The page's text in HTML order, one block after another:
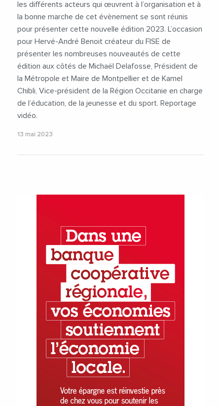
les différents acteurs qui œuvrent à l’organisation et à
la bonne marche de cet évènement se sont réunis
pour présenter cette nouvelle édition 2023. L’occasion
pour Hervé-André Benoit créateur du FISE de
présenter les nombreuses nouveautés de cette
édition aux côtés de Michaël Delafosse, Président de
la Métropole et Maire de Montpellier et de Kamel
Chibli, Vice-président de la Région Occitanie en charge
de l’éducation, de la jeunesse et du sport. Reportage
vidéo.
13 mai 2023